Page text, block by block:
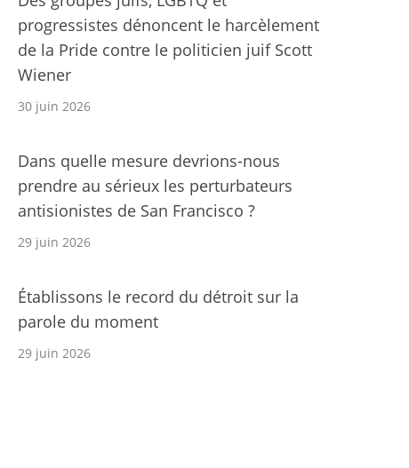
progressistes dénoncent le harcèlement
de la Pride contre le politicien juif Scott
Wiener
30 juin 2026
Dans quelle mesure devrions-nous
prendre au sérieux les perturbateurs
antisionistes de San Francisco ?
29 juin 2026
Établissons le record du détroit sur la
parole du moment
29 juin 2026